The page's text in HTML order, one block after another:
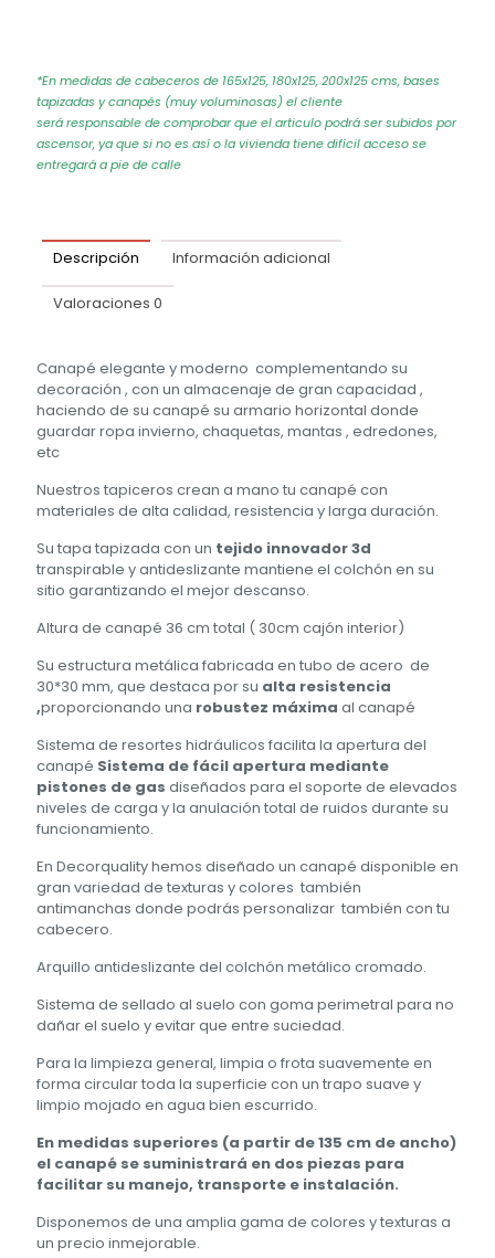
*En medidas de cabeceros de 165x125, 180x125, 200x125 cms, bases
tapizadas y canapés (muy voluminosas) el cliente
será responsable de comprobar que el articulo podrá ser subidos por
ascensor, ya que si no es así o la vivienda tiene difícil acceso se
entregará a pie de calle
Descripción Información adicional
Valoraciones 0
Canapé elegante y moderno complementando su
decoración , con un almacenaje de gran capacidad ,
haciendo de su canapé su armario horizontal donde
guardar ropa invierno, chaquetas, mantas , edredones,
etc
Nuestros tapiceros crean a mano tu canapé con
materiales de alta calidad, resistencia y larga duración.
Su tapa tapizada con un tejido innovador 3d
transpirable y antideslizante mantiene el colchón en su
sitio garantizando el mejor descanso.
Altura de canapé 36 cm total ( 30cm cajón interior)
Su estructura metálica fabricada en tubo de acero de
30*30 mm, que destaca por su alta resistencia
,proporcionando una robustez máxima al canapé
Sistema de resortes hidráulicos facilita la apertura del
canapé Sistema de fácil apertura mediante
pistones de gas diseñados para el soporte de elevados
niveles de carga y la anulación total de ruidos durante su
funcionamiento.
En Decorquality hemos diseñado un canapé disponible en
gran variedad de texturas y colores también
antimanchas donde podrás personalizar también con tu
cabecero.
Arquillo antideslizante del colchón metálico cromado.
Sistema de sellado al suelo con goma perimetral para no
dañar el suelo y evitar que entre suciedad.
Para la limpieza general, limpia o frota suavemente en
forma circular toda la superficie con un trapo suave y
limpio mojado en agua bien escurrido.
En medidas superiores (a partir de 135 cm de ancho)
el canapé se suministrará en dos piezas para
facilitar su manejo, transporte e instalación.
Disponemos de una amplia gama de colores y texturas a
un precio inmejorable.